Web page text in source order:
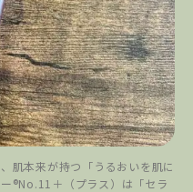
肌本来が持つ「うるおいを肌に
®No.11＋（プラス）は「セラ